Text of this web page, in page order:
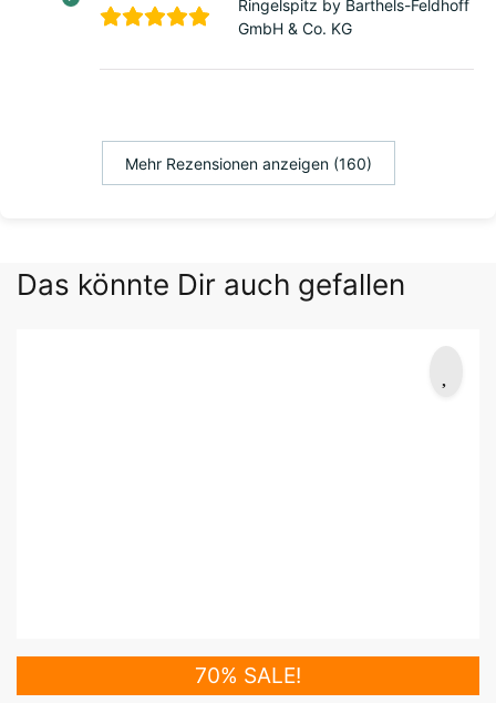
Ringelspitz by Barthels-Feldhoff
GmbH & Co. KG
Mehr Rezensionen anzeigen (160)
Das könnte Dir auch gefallen
70% SALE!